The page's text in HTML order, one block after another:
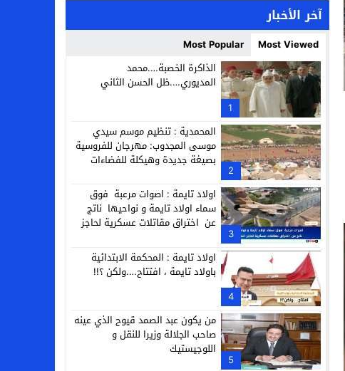
11:33 كمال محرر يقود استئنافية تارودانت: مسار قضائي راسخ ورؤية
حبشان وكيلاً عاماً بتارودانت: ترقية جديدة في الحركة القضائية
21:28 حزب الديمقراطيين الجدد يؤسس منظمتي شباب ونساء الصحراء بالعيون
13:37 عطش أولاد تايمة وسياسة “الحبة والقبة”: هل أصبح الماء إنجازاً بطولياً؟
12:25 انطلاق فعاليات الدورة 12 لمعرض المنتوجات المحلية بأكادير SIPTA (فيديو)
آخر الأخبار
Most Viewed
Most Popular
1
الذاكرة الخصبة….محمد
المديوري….ظل الحسن الثاني
2
المحمدية : تنظيم موسم سيدي
موسى المجدوب: مهرجان للفروسية
بصيغة جديدة وهيكلة للفضاءات
3
اولاد تايمة : اصوات مرعبة فوق
سماء اولاد تايمة و نواحيها ناتج
عن اختراق مقاتلات عسكرية لحاجز
4
اولاد تايمة : المحكمة الابتدائية
باولاد تايمة ، افتتاح….ولكن ؟!!
5
من يكون عبد الصمد قيوح الذي عينه
صاحب الجلالة وزيرا للنقل و
اللوجيستيك